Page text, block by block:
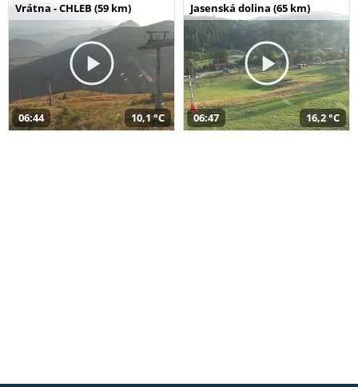
Vrátna - CHLEB (59 km)
06:44 10,1 °C
Jasenská dolina (65 km)
06:47 16,2 °C